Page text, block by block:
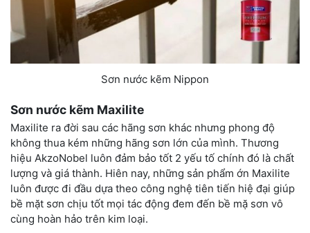
Sơn nước kẽm Nippon
Sơn nước kẽm Maxilite
Maxilite ra đời sau các hãng sơn khác nhưng phong độ
không thua kém những hãng sơn lớn của mình. Thương
hiệu AkzoNobel luôn đảm bảo tốt 2 yếu tố chính đó là chất
lượng và giá thành. Hiên nay, những sản phẩm ớn Maxilite
luôn được đi đầu dựa theo công nghệ tiên tiến hiệ đại giúp
bề mặt sơn chịu tốt mọi tác động đem đến bề mặ sơn vô
cùng hoàn hảo trên kim loại.